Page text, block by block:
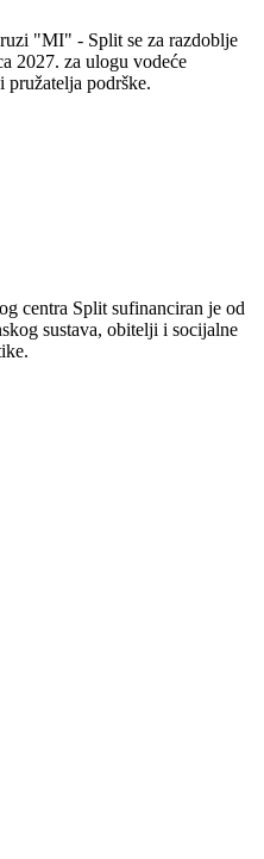
"MI" - Split se za razdoblje
2027. za ulogu vodeće
pružatelja podrške.
centra Split sufinanciran je od
sustava, obitelji i socijalne